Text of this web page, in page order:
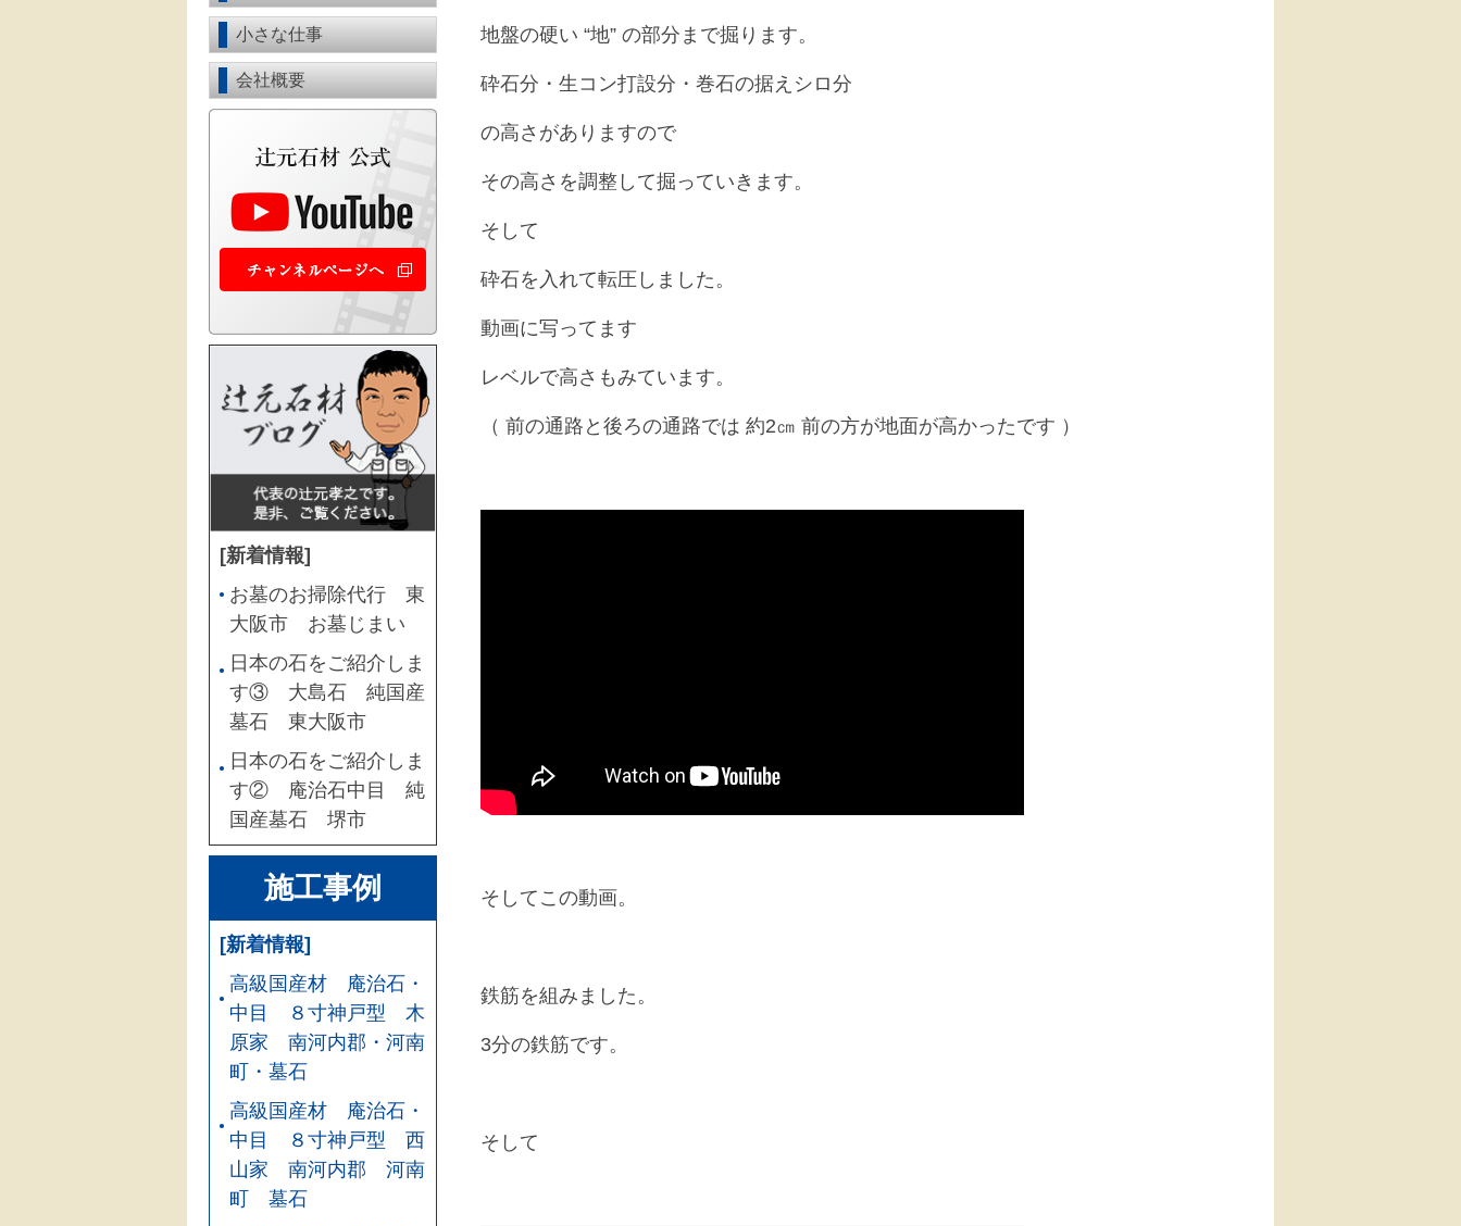
地盤の硬い “地” の部分まで掘ります。
砕石分・生コン打設分・巻石の据えシロ分
の高さがありますので
その高さを調整して掘っていきます。
そして
砕石を入れて転圧しました。
動画に写ってます
レベルで高さもみています。
（ 前の通路と後ろの通路では 約2㎝ 前の方が地面が高かったです ）
そしてこの動画。
鉄筋を組みました。
3分の鉄筋です。
そして
小さな仕事
会社概要
[新着情報]
お墓のお掃除代行 東
大阪市 お墓じまい
日本の石をご紹介しま
す③ 大島石 純国産
墓石 東大阪市
日本の石をご紹介しま
す② 庵治石中目 純
国産墓石 堺市
施工事例
[新着情報]
高級国産材 庵治石・
中目 ８寸神戸型 木
原家 南河内郡・河南
町・墓石
高級国産材 庵治石・
中目 ８寸神戸型 西
山家 南河内郡 河南
町 墓石